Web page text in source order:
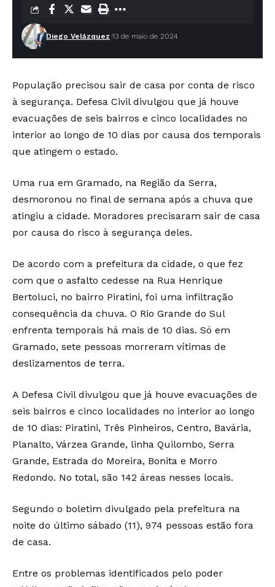
Diego Velázquez 13 de maio de 2024
População precisou sair de casa por conta de risco
à segurança. Defesa Civil divulgou que já houve
evacuações de seis bairros e cinco localidades no
interior ao longo de 10 dias por causa dos temporais
que atingem o estado.
Uma rua em Gramado, na Região da Serra,
desmoronou no final de semana após a chuva que
atingiu a cidade. Moradores precisaram sair de casa
por causa do risco à segurança deles.
De acordo com a prefeitura da cidade, o que fez
com que o asfalto cedesse na Rua Henrique
Bertoluci, no bairro Piratini, foi uma infiltração
consequência da chuva. O Rio Grande do Sul
enfrenta temporais há mais de 10 dias. Só em
Gramado, sete pessoas morreram vítimas de
deslizamentos de terra.
A Defesa Civil divulgou que já houve evacuações de
seis bairros e cinco localidades no interior ao longo
de 10 dias: Piratini, Três Pinheiros, Centro, Bavária,
Planalto, Várzea Grande, linha Quilombo, Serra
Grande, Estrada do Moreira, Bonita e Morro
Redondo. No total, são 142 áreas nesses locais.
Segundo o boletim divulgado pela prefeitura na
noite do último sábado (11), 974 pessoas estão fora
de casa.
Entre os problemas identificados pelo poder